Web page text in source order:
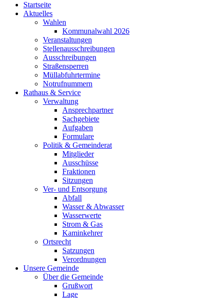
Startseite
Aktuelles
Wahlen
Kommunalwahl 2026
Veranstaltungen
Stellenausschreibungen
Ausschreibungen
Straßensperren
Müllabfuhrtermine
Notrufnummern
Rathaus & Service
Verwaltung
Ansprechpartner
Sachgebiete
Aufgaben
Formulare
Politik & Gemeinderat
Mitglieder
Ausschüsse
Fraktionen
Sitzungen
Ver- und Entsorgung
Abfall
Wasser & Abwasser
Wasserwerte
Strom & Gas
Kaminkehrer
Ortsrecht
Satzungen
Verordnungen
Unsere Gemeinde
Über die Gemeinde
Grußwort
Lage